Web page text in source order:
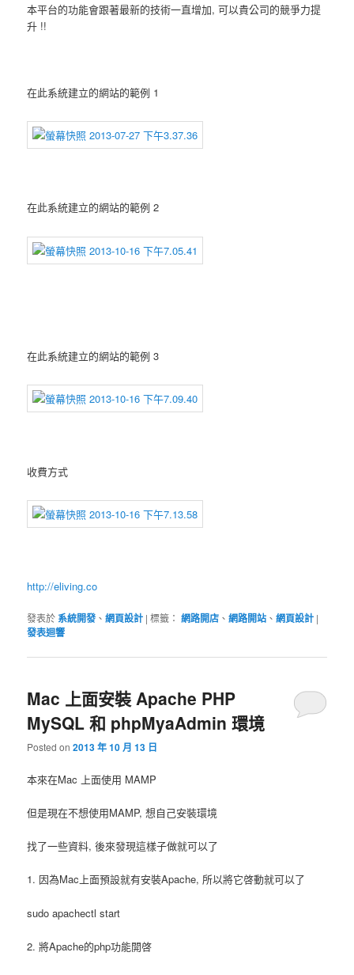
本平台的功能會跟著最新的技術一直增加, 可以貴公司的競爭力提
升 !!
在此系統建立的網站的範例 1
在此系統建立的網站的範例 2
在此系統建立的網站的範例 3
收費方式
http://eliving.co
發表於 系統開發 、網頁設計 |標籤： 網路開店 、網路開站 、網頁設計 |
發表迴響
Mac 上面安裝 Apache PHP
MySQL 和 phpMyaAdmin 環境
Posted on2013 年 10 月 13 日
本來在Mac 上面使用 MAMP
但是現在不想使用MAMP, 想自己安裝環境
找了一些資料, 後來發現這樣子做就可以了
1. 因為Mac上面預設就有安裝Apache, 所以將它啓動就可以了
sudo apachectl start
2. 將Apache的php功能開啓